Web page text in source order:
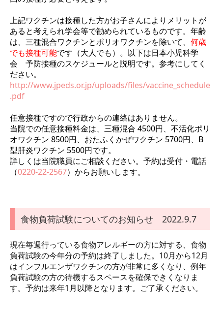
上記ワクチンは接種した方がお子さんによりメリットが
あると考えられ学会等で勧められているものです。年齢
は、三種混合ワクチンとポリオワクチンを除いて、 何歳
でも接種可能です（大人でも）。以下は日本小児科学
会 予防接種のスケジュールと説明です。参考にしてく
ださい。
http://www.jpeds.or.jp/uploads/files/vaccine_schedule
.pdf
任意接種ですので行政からの連絡はありません。
当院での任意接種料金は、三種混合 4500円、不活化ポリ
オワクチン 8500円、おたふくかぜワクチン 5700円、B
型肝炎ワクチン 5500円です。
詳しくは当院職員にご相談ください。予約は受付・電話
（0220-22-2567）からお願いします。
食物負荷試験についてのお知らせ 2022.9.7
現在毎週行っている食物アレルギーの方に対する、食物
負荷試験の今年分の予約は終了しました。10月から12月
はインフルエンザワクチンの方が非常に多くなり、例年
負荷試験の方の待機するスペースを確保できくなりま
す。予約は来年1月以降となります。ご了承ください。